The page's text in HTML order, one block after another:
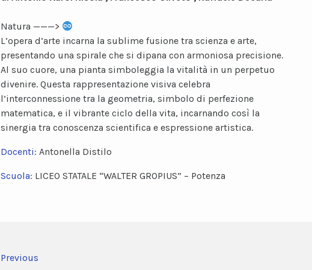
Natura ———>
L’opera d’arte incarna la sublime fusione tra scienza e arte,
presentando una spirale che si dipana con armoniosa precisione.
Al suo cuore, una pianta simboleggia la vitalità in un perpetuo
divenire. Questa rappresentazione visiva celebra
l’interconnessione tra la geometria, simbolo di perfezione
matematica, e il vibrante ciclo della vita, incarnando così la
sinergia tra conoscenza scientifica e espressione artistica.
Docenti: Antonella Distilo
Scuola: LICEO STATALE “WALTER GROPIUS” – Potenza
Previous